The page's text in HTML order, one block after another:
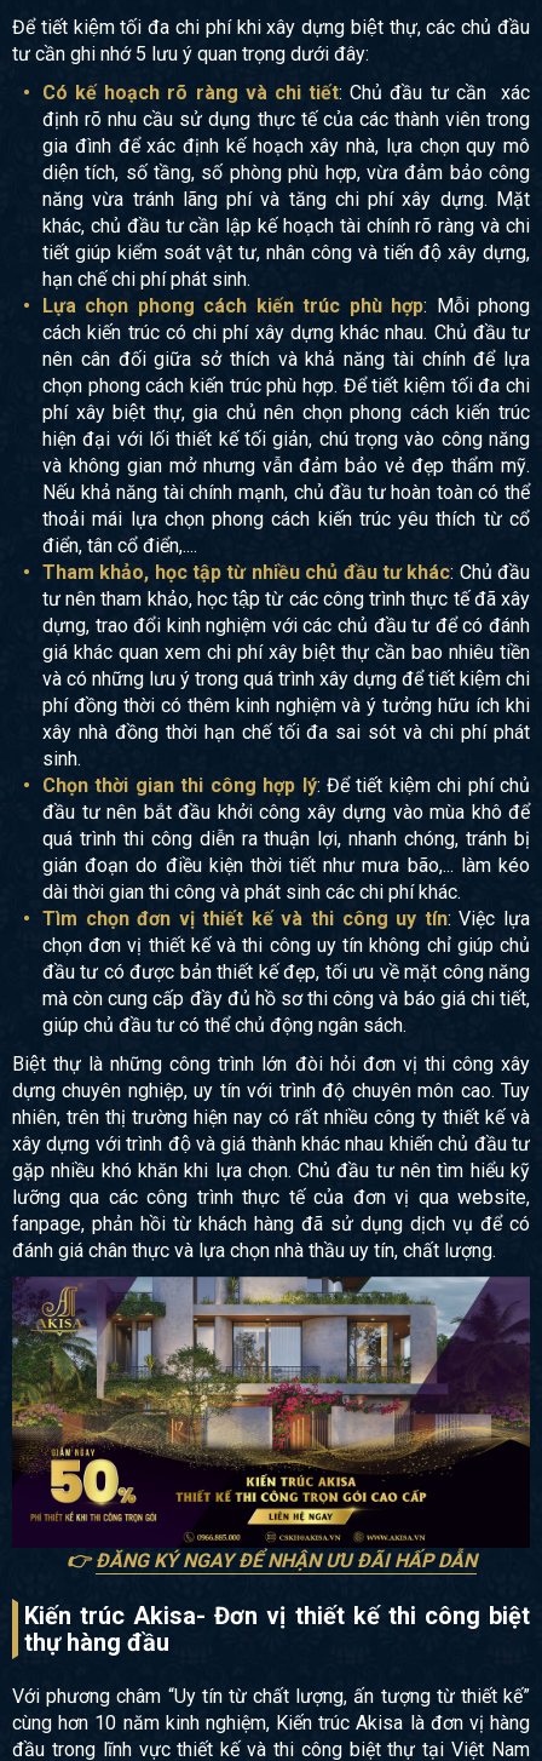
Để tiết kiệm tối đa chi phí khi xây dựng biệt thự, các chủ đầu
tư cần ghi nhớ 5 lưu ý quan trọng dưới đây:
Có kế hoạch rõ ràng và chi tiết: Chủ đầu tư cần xác
định rõ nhu cầu sử dụng thực tế của các thành viên trong
gia đình để xác định kế hoạch xây nhà, lựa chọn quy mô
diện tích, số tầng, số phòng phù hợp, vừa đảm bảo công
năng vừa tránh lãng phí và tăng chi phí xây dựng. Mặt
khác, chủ đầu tư cần lập kế hoạch tài chính rõ ràng và chi
tiết giúp kiểm soát vật tư, nhân công và tiến độ xây dựng,
hạn chế chi phí phát sinh.
Lựa chọn phong cách kiến trúc phù hợp: Mỗi phong
cách kiến trúc có chi phí xây dựng khác nhau. Chủ đầu tư
nên cân đối giữa sở thích và khả năng tài chính để lựa
chọn phong cách kiến trúc phù hợp. Để tiết kiệm tối đa chi
phí xây biệt thự, gia chủ nên chọn phong cách kiến trúc
hiện đại với lối thiết kế tối giản, chú trọng vào công năng
và không gian mở nhưng vẫn đảm bảo vẻ đẹp thẩm mỹ.
Nếu khả năng tài chính mạnh, chủ đầu tư hoàn toàn có thể
thoải mái lựa chọn phong cách kiến trúc yêu thích từ cổ
điển, tân cổ điển,....
Tham khảo, học tập từ nhiều chủ đầu tư khác: Chủ đầu
tư nên tham khảo, học tập từ các công trình thực tế đã xây
dựng, trao đổi kinh nghiệm với các chủ đầu tư để có đánh
giá khác quan xem chi phí xây biệt thự cần bao nhiêu tiền
và có những lưu ý trong quá trình xây dựng để tiết kiệm chi
phí đồng thời có thêm kinh nghiệm và ý tưởng hữu ích khi
xây nhà đồng thời hạn chế tối đa sai sót và chi phí phát
sinh.
Chọn thời gian thi công hợp lý: Để tiết kiệm chi phí chủ
đầu tư nên bắt đầu khởi công xây dựng vào mùa khô để
quá trình thi công diễn ra thuận lợi, nhanh chóng, tránh bị
gián đoạn do điều kiện thời tiết như mưa bão,... làm kéo
dài thời gian thi công và phát sinh các chi phí khác.
Tìm chọn đơn vị thiết kế và thi công uy tín: Việc lựa
chọn đơn vị thiết kế và thi công uy tín không chỉ giúp chủ
đầu tư có được bản thiết kế đẹp, tối ưu về mặt công năng
mà còn cung cấp đầy đủ hồ sơ thi công và báo giá chi tiết,
giúp chủ đầu tư có thể chủ động ngân sách.
Biệt thự là những công trình lớn đòi hỏi đơn vị thi công xây
dựng chuyên nghiệp, uy tín với trình độ chuyên môn cao. Tuy
nhiên, trên thị trường hiện nay có rất nhiều công ty thiết kế và
xây dựng với trình độ và giá thành khác nhau khiến chủ đầu tư
gặp nhiều khó khăn khi lựa chọn. Chủ đầu tư nên tìm hiểu kỹ
lưỡng qua các công trình thực tế của đơn vị qua website,
fanpage, phản hồi từ khách hàng đã sử dụng dịch vụ để có
đánh giá chân thực và lựa chọn nhà thầu uy tín, chất lượng.
👉ĐĂNG KÝ NGAY ĐỂ NHẬN ƯU ĐÃI HẤP DẪN
Kiến trúc Akisa- Đơn vị thiết kế thi công biệt
thự hàng đầu
Với phương châm “Uy tín từ chất lượng, ấn tượng từ thiết kế”
cùng hơn 10 năm kinh nghiệm, Kiến trúc Akisa là đơn vị hàng
đầu trong lĩnh vực thiết kế và thi công biệt thự tại Việt Nam